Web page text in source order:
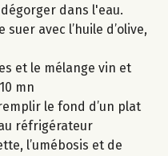
dans l'eau.
avec l’huile d’olive,
et le mélange vin et
mn
le fond d’un plat
réfrigérateur
l’umébosis et de